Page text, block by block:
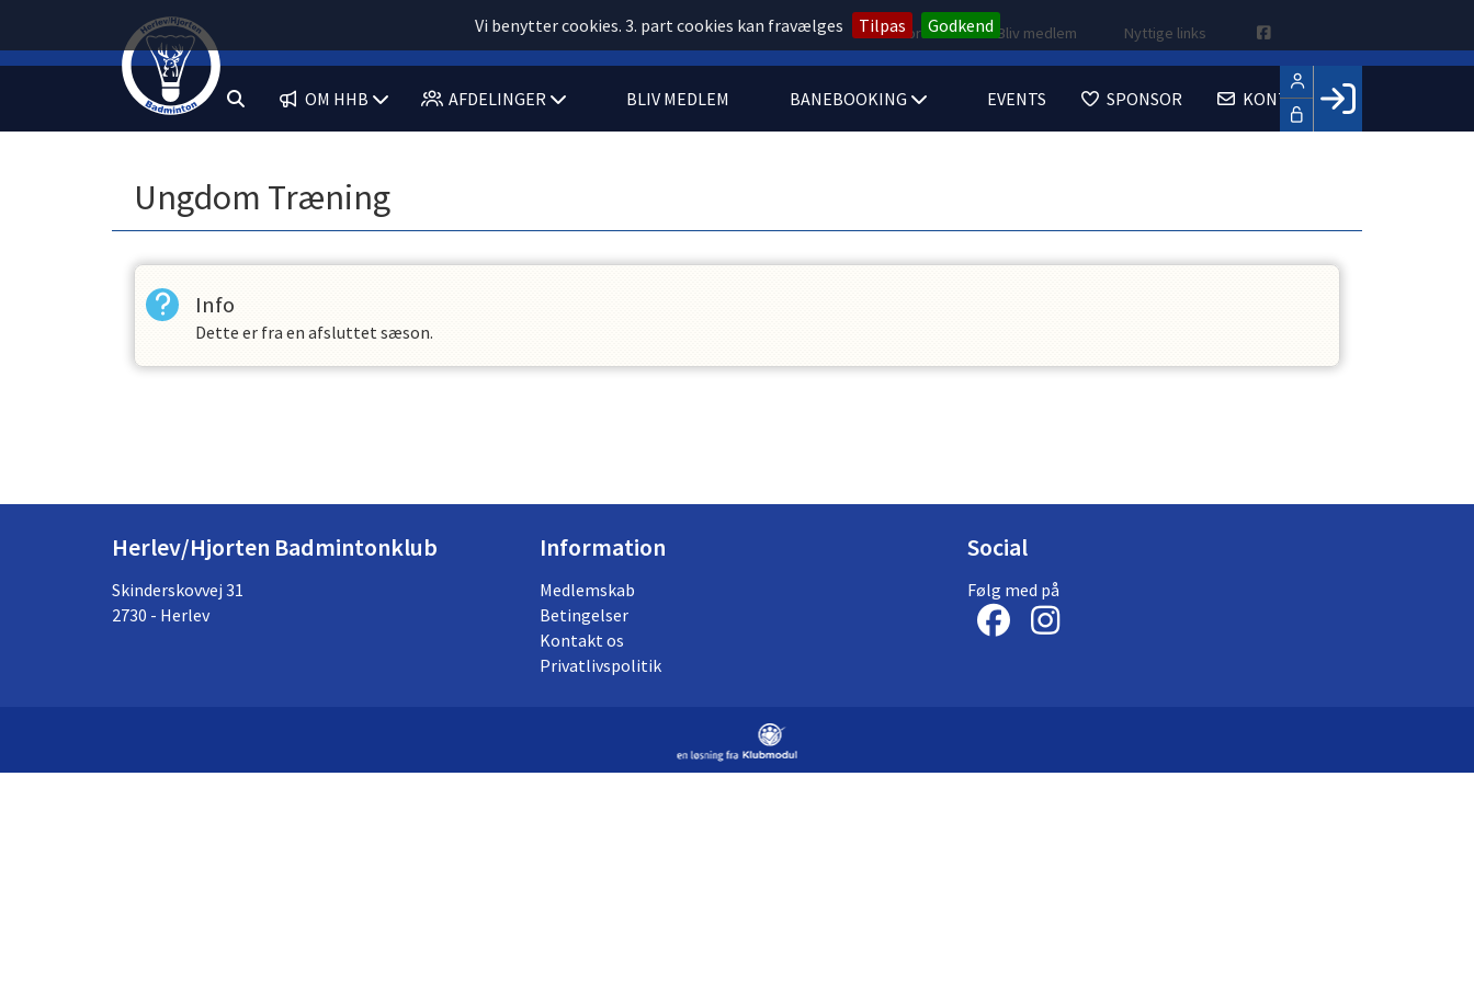
Vi benytter cookies. 3. part cookies kan fravælges Tilpas Godkend
Forside Bliv medlem Nyttige links
OM HHB AFDELINGER BLIV MEDLEM BANEBOOKING EVENTS SPONSOR KONTAKT
Ungdom Træning
Info
Dette er fra en afsluttet sæson.
Herlev/Hjorten Badmintonklub
Skinderskovvej 31
2730 - Herlev
Information
Medlemskab
Betingelser
Kontakt os
Privatlivspolitik
Social
Følg med på